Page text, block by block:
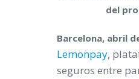
del
Barcelona, abril
Lemonpay,
seguros entre